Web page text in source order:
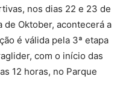
nos dias 22 e 23 de
Oktober, acontecerá a
é válida pela 3ª etapa
com o início das
12 horas, no Parque